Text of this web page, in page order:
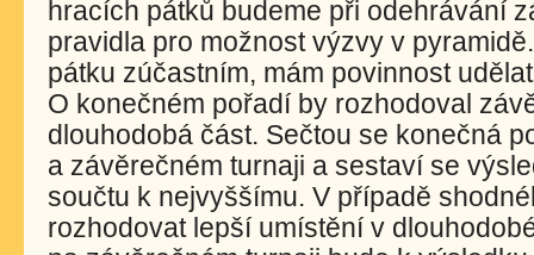
hracích pátků budeme při odehrávání
pravidla pro možnost výzvy v
pátku zúčastním, mám povinnost
O konečném pořadí by rozhodoval
dlouhodobá část. Sečtou se konečná
a závěrečném turnaji a sestaví se
součtu k nejvyššímu. V případě
rozhodovat lepší umístění v